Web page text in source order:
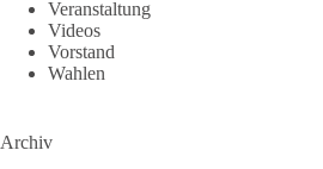
Veranstaltung
Videos
Vorstand
Wahlen
Archiv